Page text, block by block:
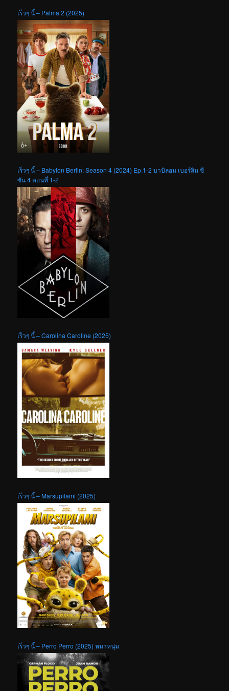
เร็วๆ นี้ – Palma 2 (2025)
เร็วๆ นี้ – Babylon Berlin: Season 4 (2024) Ep.1-2 บาบิลอน เบอร์ลิน ซี
ซัน 4 ตอนที่ 1-2
เร็วๆ นี้ – Carolina Caroline (2025)
เร็วๆ นี้ – Marsupilami (2025)
เร็วๆ นี้ – Perro Perro (2025) หมาหนุ่ม